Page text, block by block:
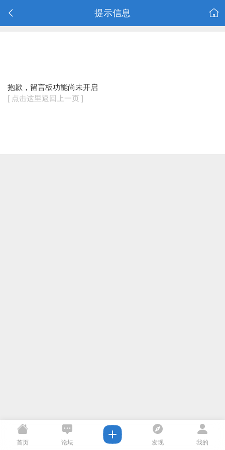
提示信息
抱歉，留言板功能尚未开启
[ 点击这里返回上一页 ]
首页 论坛 发现 我的